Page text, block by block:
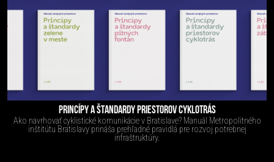
PRINCÍPY A ŠTANDARDY PRIESTOROV CYKLOTRÁS
Ako navrhovať cyklistické komunikácie v Bratislave? Manuál Metropolitného
inštitútu Bratislavy prináša prehľadné pravidlá pre rozvoj potrebnej
infraštruktúry.